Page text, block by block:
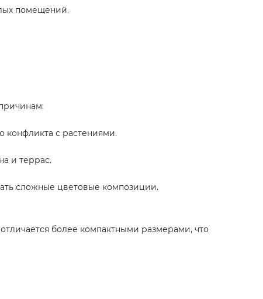
помещений.
конфликта с растениями.
и террас.
сложные цветовые композиции.
более компактными размерами, что